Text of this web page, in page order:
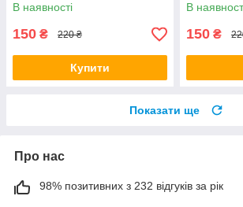
В наявності
150 ₴ 220 ₴
Купити
В
150 ₴
Показати ще
Про нас
98% позитивних з 232 відгуків за рік